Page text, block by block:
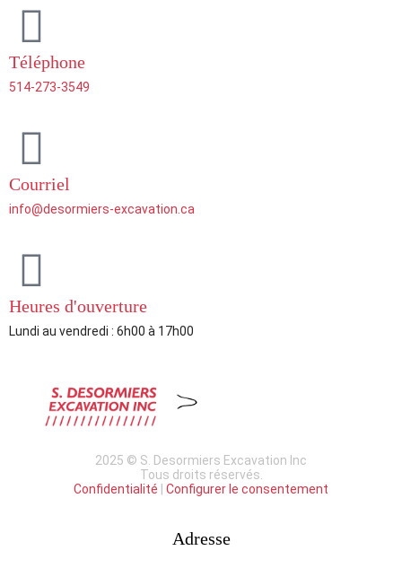
Téléphone
514-273-3549
Courriel
info@desormiers-excavation.ca
Heures d'ouverture
Lundi au vendredi : 6h00 à 17h00
2025 © S. Desormiers Excavation Inc
Tous droits réservés.
Confidentialité | Configurer le consentement
Adresse